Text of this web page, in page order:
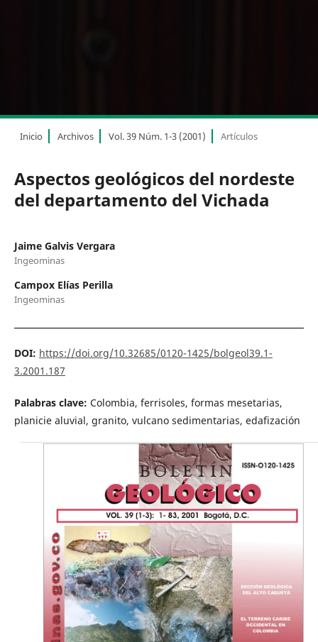
Inicio Archivos Vol. 39 Núm. 1-3 (2001) Artículos
Aspectos geológicos del nordeste
del departamento del Vichada
Jaime Galvis Vergara
Ingeominas
Campox Elías Perilla
Ingeominas
DOI: https://doi.org/10.32685/0120-1425/bolgeol39.1-
3.2001.187
Palabras clave: Colombia, ferrisoles, formas mesetarias,
planicie aluvial, granito, vulcano sedimentarias, edafización